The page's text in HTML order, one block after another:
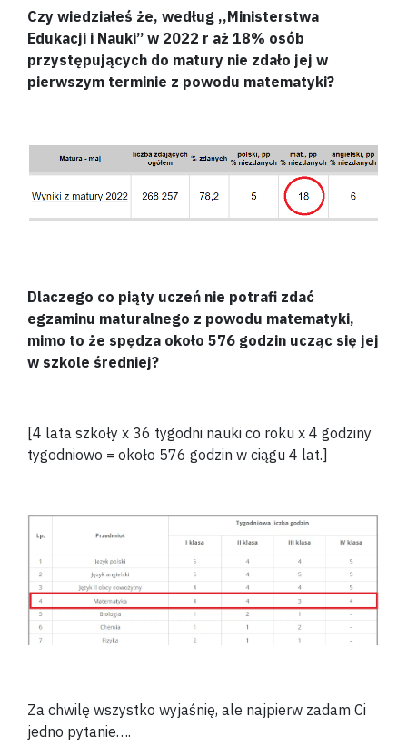
Czy wiedziałeś że, według ,,Ministerstwa
Edukacji i Nauki’’ w 2022 r aż 18% osób
przystępujących do matury nie zdało jej w
pierwszym terminie z powodu matematyki?
Dlaczego co piąty uczeń nie potrafi zdać
egzaminu maturalnego z powodu matematyki,
mimo to że spędza około 576 godzin ucząc się jej
w szkole średniej?
[4 lata szkoły x 36 tygodni nauki co roku x 4 godziny
tygodniowo = około 576 godzin w ciągu 4 lat.]
Za chwilę wszystko wyjaśnię, ale najpierw zadam Ci
jedno pytanie….